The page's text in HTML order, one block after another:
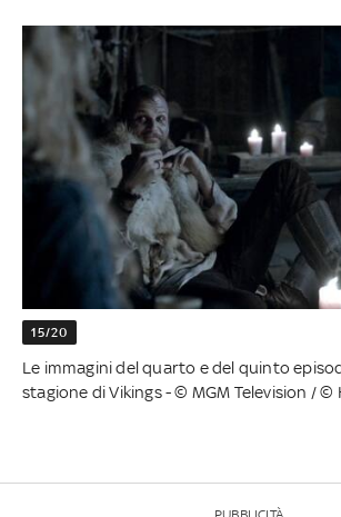
15/20
Le immagini del quarto e del quinto
stagione di Vikings - © MGM Television / ©